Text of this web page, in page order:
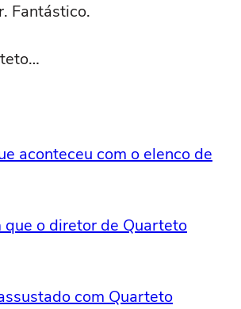
Fantástico.
aconteceu com o elenco de
que o diretor de Quarteto
com Quarteto